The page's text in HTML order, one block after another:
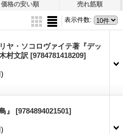
価格の安い順 売れ筋順
表示件数:
ヤ・ソコロヴァイテ著『デッ
村文訳 [9784781418209]
』 [9784894021501]